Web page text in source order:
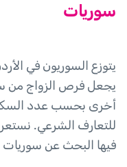
سوريات
يتوزع السوريون في
يجعل فرص الزواج من
أخرى بحسب عدد
للتعارف الشرعي.
فيها البحث عن سوريات